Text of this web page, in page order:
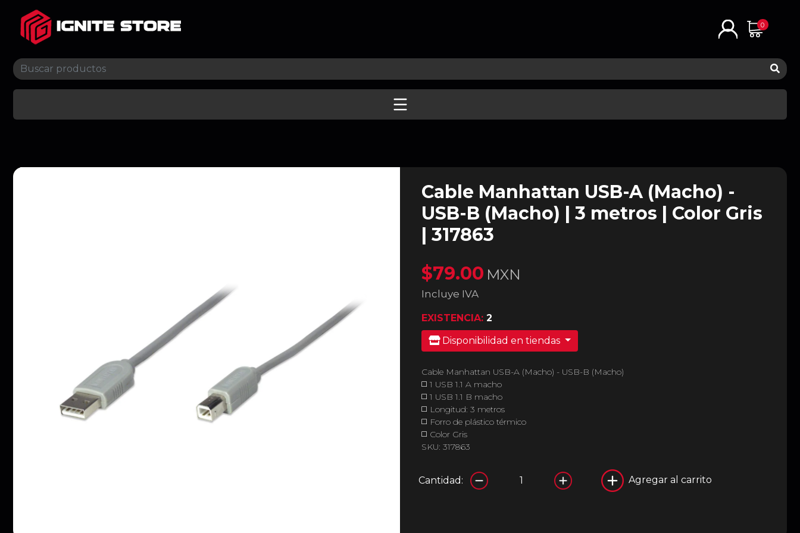
0
Cable Manhattan USB-A (Macho) -
USB-B (Macho) | 3 metros | Color Gris
| 317863
$79.00 MXN
Incluye IVA
EXISTENCIA: 2
Disponibilidad en tiendas
Cable Manhattan USB-A (Macho) - USB-B (Macho)
◻️ 1 USB 1.1 A macho
◻️ 1 USB 1.1 B macho
◻️ Longitud: 3 metros
◻️ Forro de plástico térmico
◻️ Color Gris
SKU: 317863
Cantidad: Agregar al carrito